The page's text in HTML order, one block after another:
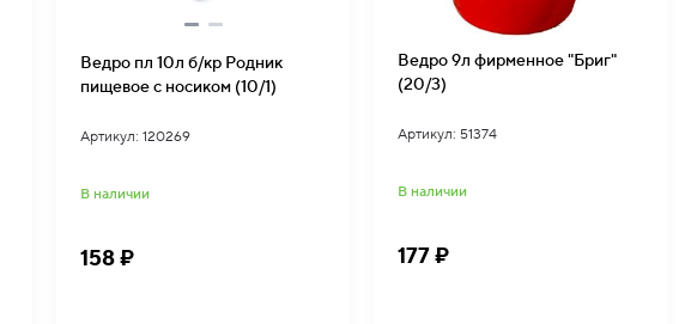
Ведро пл 10л б/кр Родник
пищевое с носиком (10/1)
Артикул: 120269
В наличии
158 ₽
Ведро 9л фирменное "Бриг"
(20/3)
Артикул: 51374
В наличии
177 ₽